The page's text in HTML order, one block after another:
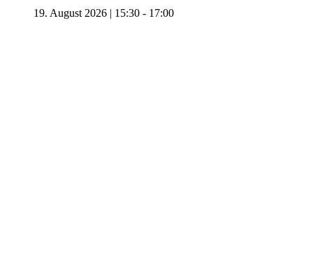
19. August 2026 | 15:30 - 17:00